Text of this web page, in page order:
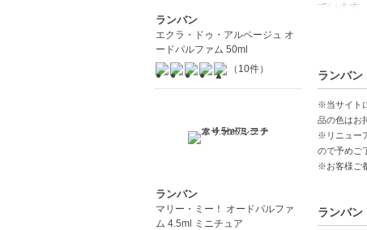
ています。
性が見事
ラストは
香調：フ
※こちら
ランバン
※当サイト
品の色はお
※リニュー
ので予めご
※お客様ご
ランバン
ランバン
エクラ・ドゥ・アルページュ オ
ードパルファム 50ml
（10件）
ランバン
マリー・ミー！ オードパルファ
ム 4.5ml ミニチュア